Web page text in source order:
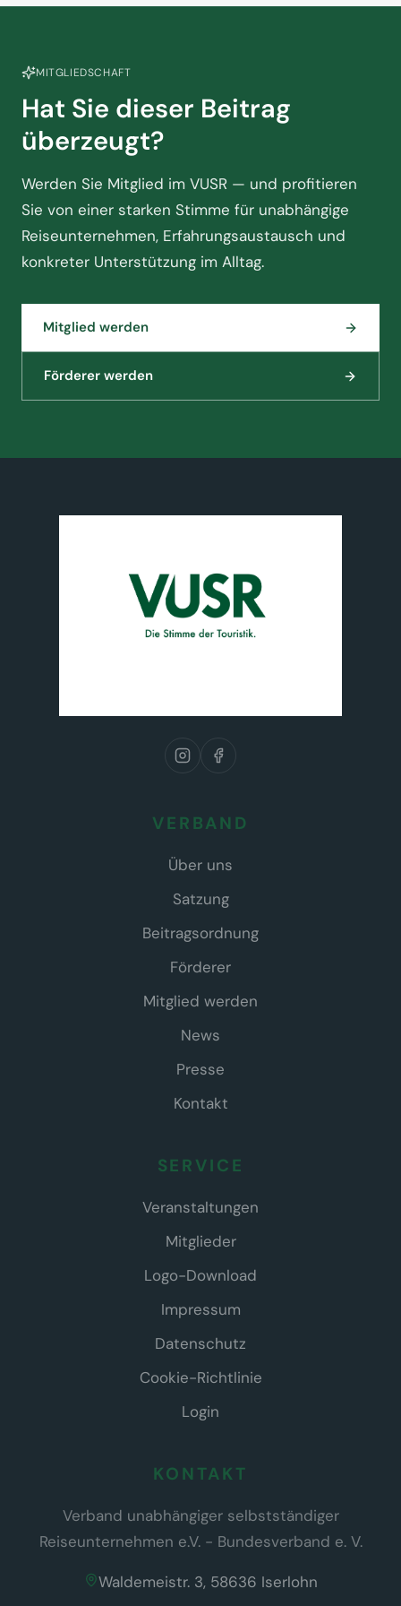
MITGLIEDSCHAFT
Hat Sie dieser Beitrag
überzeugt?
Werden Sie Mitglied im VUSR — und profitieren
Sie von einer starken Stimme für unabhängige
Reiseunternehmen, Erfahrungsaustausch und
konkreter Unterstützung im Alltag.
Mitglied werden
Förderer werden
VERBAND
Über uns
Satzung
Beitragsordnung
Förderer
Mitglied werden
News
Presse
Kontakt
SERVICE
Veranstaltungen
Mitglieder
Logo-Download
Impressum
Datenschutz
Cookie-Richtlinie
Login
KONTAKT
Verband unabhängiger selbstständiger
Reiseunternehmen e.V. - Bundesverband e. V.
Waldemeistr. 3, 58636 Iserlohn